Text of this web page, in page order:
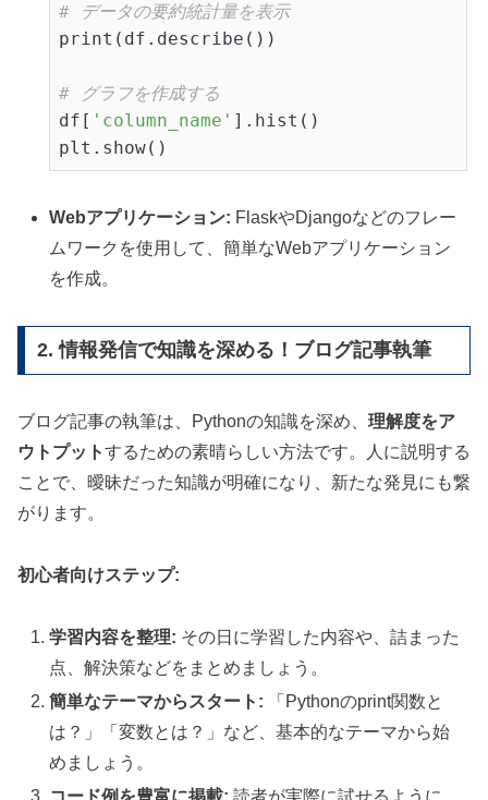
# データの要約統計量を表示
print(df.describe())
# グラフを作成する
df[ 'column_name' ].hist()
plt.show()
Webアプリケーション: FlaskやDjangoなどのフレー
ムワークを使用して、簡単なWebアプリケーション
を作成。
2. 情報発信で知識を深める！ブログ記事執筆
ブログ記事の執筆は、Pythonの知識を深め、 理解度をア
ウトプットするための素晴らしい方法です。人に説明する
ことで、曖昧だった知識が明確になり、新たな発見にも繋
がります。
初心者向けステップ:
学習内容を整理: その日に学習した内容や、詰まった
点、解決策などをまとめましょう。
簡単なテーマからスタート: 「Pythonのprint関数と
は？」「変数とは？」など、基本的なテーマから始
めましょう。